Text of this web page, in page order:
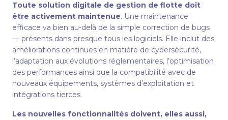
Toute solution digitale de gestion de flotte doit
être activement maintenue. Une maintenance
efficace va bien au-delà de la simple correction de bugs
— présents dans presque tous les logiciels. Elle inclut des
améliorations continues en matière de cybersécurité,
l’adaptation aux évolutions réglementaires, l’optimisation
des performances ainsi que la compatibilité avec de
nouveaux équipements, systèmes d’exploitation et
intégrations tierces.
Les nouvelles fonctionnalités doivent, elles aussi,